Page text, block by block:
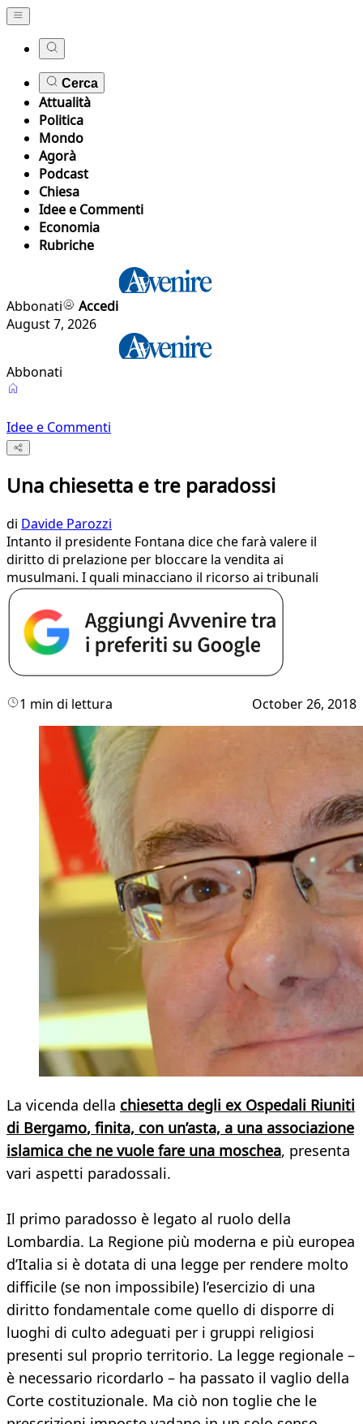
Cerca
Attualità
Politica
Mondo
Agorà
Podcast
Chiesa
Idee e Commenti
Economia
Rubriche
Abbonati
Accedi
August 7, 2026
Abbonati
Idee e Commenti
Una chiesetta e tre paradossi
di Davide Parozzi
Intanto il presidente Fontana dice che farà valere il
diritto di prelazione per bloccare la vendita ai
musulmani. I quali minacciano il ricorso ai tribunali
1 min di lettura October 26, 2018
La vicenda della chiesetta degli ex Ospedali Riuniti
di Bergamo, finita, con un’asta, a una associazione
islamica che ne vuole fare una moschea, presenta
vari aspetti paradossali.
Il primo paradosso è legato al ruolo della
Lombardia. La Regione più moderna e più europea
d’Italia si è dotata di una legge per rendere molto
difficile (se non impossibile) l’esercizio di una
diritto fondamentale come quello di disporre di
luoghi di culto adeguati per i gruppi religiosi
presenti sul proprio territorio. La legge regionale –
è necessario ricordarlo – ha passato il vaglio della
Corte costituzionale. Ma ciò non toglie che le